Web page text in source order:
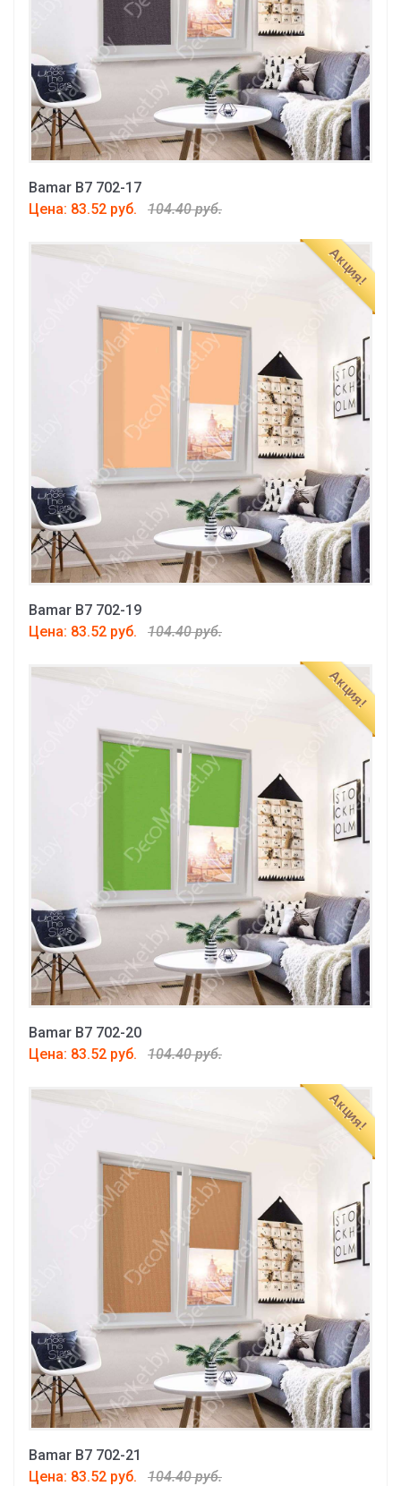
Bamar B7 702-17
Цена: 83.52 руб.
104.40 руб.
Акция!
Bamar B7 702-19
Цена: 83.52 руб.
104.40 руб.
Акция!
Bamar B7 702-20
Цена: 83.52 руб.
104.40 руб.
Акция!
Bamar B7 702-21
Цена: 83.52 руб.
104.40 руб.